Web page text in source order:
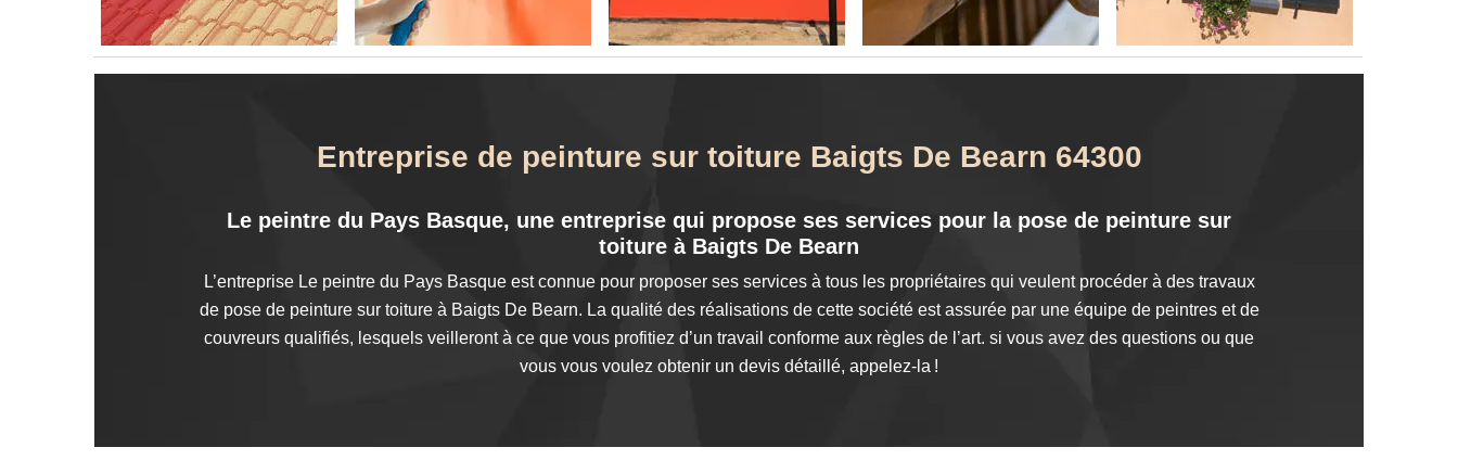
Entreprise de peinture sur toiture Baigts De Bearn 64300
Le peintre du Pays Basque, une entreprise qui propose ses services pour la pose de peinture sur
toiture à Baigts De Bearn
L’entreprise Le peintre du Pays Basque est connue pour proposer ses services à tous les propriétaires qui veulent procéder à des travaux
de pose de peinture sur toiture à Baigts De Bearn. La qualité des réalisations de cette société est assurée par une équipe de peintres et de
couvreurs qualifiés, lesquels veilleront à ce que vous profitiez d’un travail conforme aux règles de l’art. si vous avez des questions ou que
vous vous voulez obtenir un devis détaillé, appelez-la !